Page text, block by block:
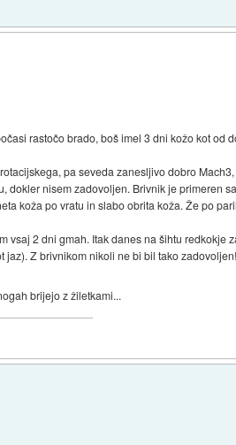
rastočo brado, boš imel 3 dni kožo kot od
pa seveda zanesljivo dobro
nisem zadovoljen. Brivnik je primeren
koža po vratu in slabo obrita koža. Že po
2 dni gmah. Itak danes na šihtu redkokje
jaz). Z brivnikom nikoli ne bi bil tako zadovoljen!
brijejo z žiletkami...